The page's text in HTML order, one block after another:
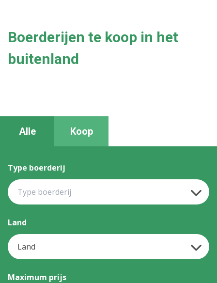
Boerderijen te koop in het
buitenland
Alle Koop
Type boerderij
Land
Maximum prijs